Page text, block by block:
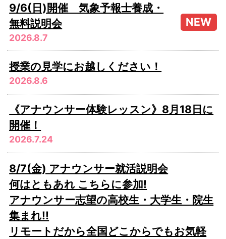
9/6(日)開催 気象予報士養成・
無料説明会
2026.8.7
授業の見学にお越しください！
2026.8.6
《アナウンサー体験レッスン》8月18日に
開催！
2026.7.24
8/7(金) アナウンサー就活説明会
何はともあれ こちらに参加!
アナウンサー志望の高校生・大学生・院生
集まれ!!
リモートだから全国どこからでもお気軽